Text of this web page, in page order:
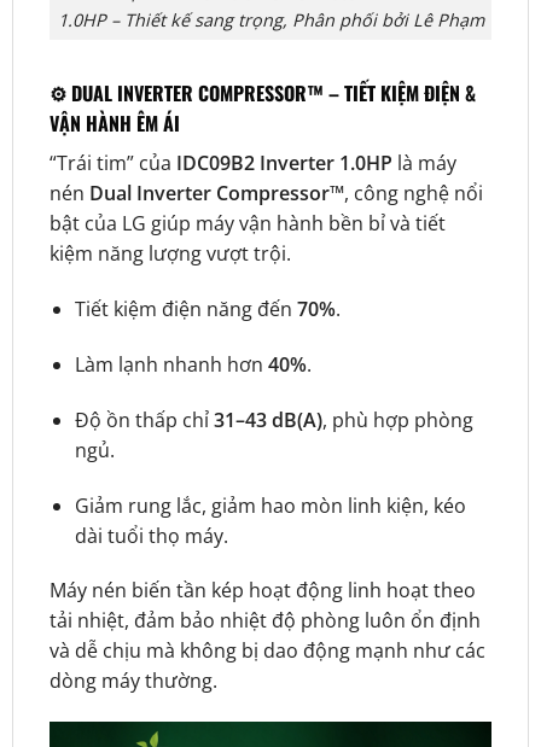
1.0HP – Thiết kế sang trọng, Phân phối bởi Lê Phạm
⚙️ DUAL INVERTER COMPRESSOR™ – TIẾT KIỆM ĐIỆN &
VẬN HÀNH ÊM ÁI
“Trái tim” của IDC09B2 Inverter 1.0HP là máy
nén Dual Inverter Compressor™, công nghệ nổi
bật của LG giúp máy vận hành bền bỉ và tiết
kiệm năng lượng vượt trội.
Tiết kiệm điện năng đến 70%.
Làm lạnh nhanh hơn 40%.
Độ ồn thấp chỉ31–43 dB(A), phù hợp phòng
ngủ.
Giảm rung lắc, giảm hao mòn linh kiện, kéo
dài tuổi thọ máy.
Máy nén biến tần kép hoạt động linh hoạt theo
tải nhiệt, đảm bảo nhiệt độ phòng luôn ổn định
và dễ chịu mà không bị dao động mạnh như các
dòng máy thường.